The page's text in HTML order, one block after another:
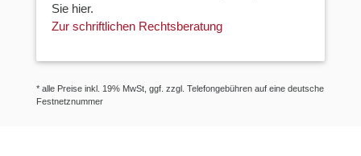
Sie hier.
Zur schriftlichen Rechtsberatung
* alle Preise inkl. 19% MwSt, ggf. zzgl. Telefongebühren auf eine deutsche
Festnetznummer